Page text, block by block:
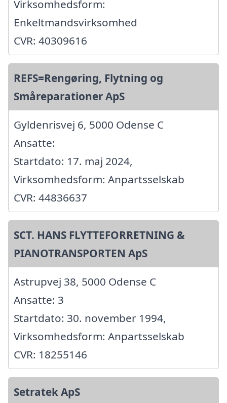
Virksomhedsform:
Enkeltmandsvirksomhed
CVR: 40309616
REFS=Rengøring, Flytning og
Småreparationer ApS
Gyldenrisvej 6, 5000 Odense C
Ansatte:
Startdato: 17. maj 2024,
Virksomhedsform: Anpartsselskab
CVR: 44836637
SCT. HANS FLYTTEFORRETNING &
PIANOTRANSPORTEN ApS
Astrupvej 38, 5000 Odense C
Ansatte: 3
Startdato: 30. november 1994,
Virksomhedsform: Anpartsselskab
CVR: 18255146
Setratek ApS